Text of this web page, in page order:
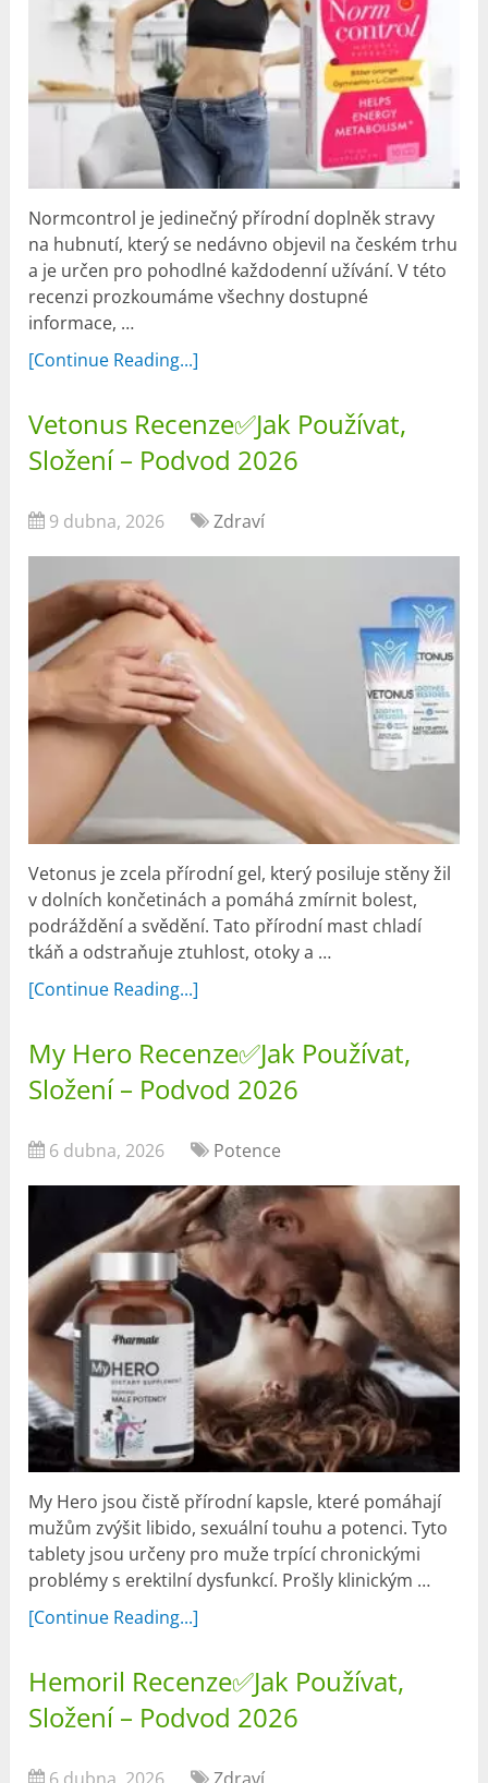
Normcontrol je jedinečný přírodní doplněk stravy
na hubnutí, který se nedávno objevil na českém trhu
a je určen pro pohodlné každodenní užívání. V této
recenzi prozkoumáme všechny dostupné
informace, …
[Continue Reading...]
Vetonus Recenze✅Jak Používat,
Složení – Podvod 2026
9 dubna, 2026 Zdraví
Vetonus je zcela přírodní gel, který posiluje stěny žil
v dolních končetinách a pomáhá zmírnit bolest,
podráždění a svědění. Tato přírodní mast chladí
tkáň a odstraňuje ztuhlost, otoky a …
[Continue Reading...]
My Hero Recenze✅Jak Používat,
Složení – Podvod 2026
6 dubna, 2026 Potence
My Hero jsou čistě přírodní kapsle, které pomáhají
mužům zvýšit libido, sexuální touhu a potenci. Tyto
tablety jsou určeny pro muže trpící chronickými
problémy s erektilní dysfunkcí. Prošly klinickým …
[Continue Reading...]
Hemoril Recenze✅Jak Používat,
Složení – Podvod 2026